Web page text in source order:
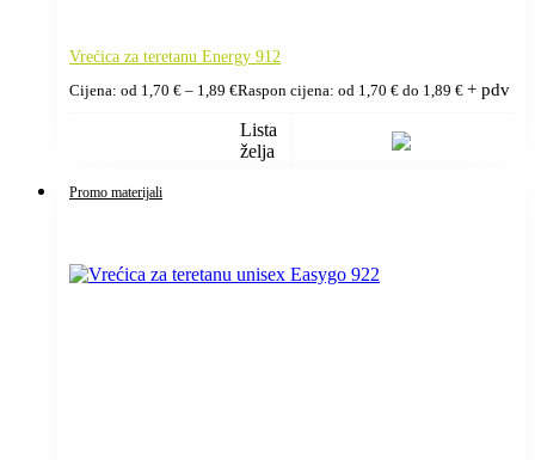
Vrećica za teretanu Energy 912
Cijena: od 1,70 € – 1,89 €Raspon cijena: od 1,70 € do 1,89 € + pdv
Lista
želja
Promo materijali